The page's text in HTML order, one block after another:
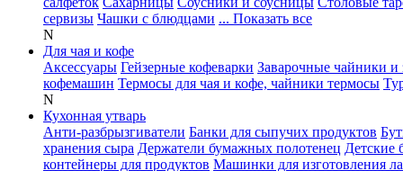
сервизы Чашки с блюдцами ... Показать все
N
Для чая и кофе
Аксессуары Гейзерные кофеварки Заварочные чайники и
кофемашин Термосы для чая и кофе, чайники термосы
N
Кухонная утварь
Анти-разбрызгиватели Банки для сыпучих продуктов
хранения сыра Держатели бумажных полотенец Детские
контейнеры для продуктов Машинки для изготовления